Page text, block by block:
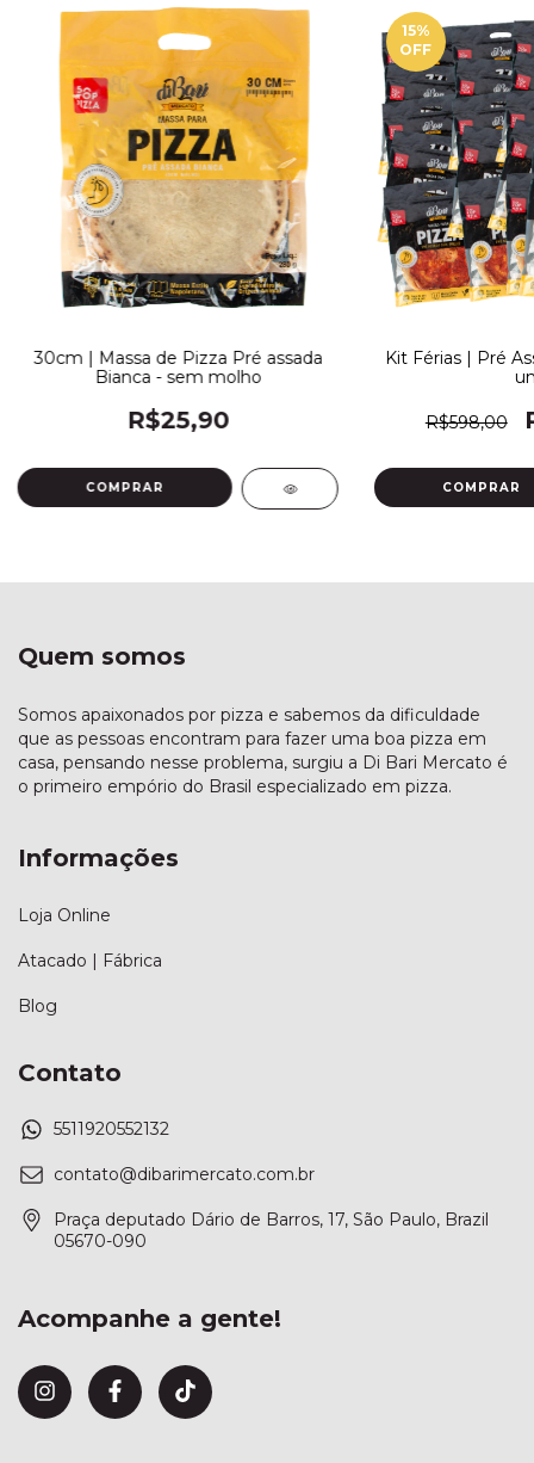
30cm | Massa de Pizza Pré assada
Bianca - sem molho
R$25,90
15%
OFF
Kit Férias | Pré
R$598,00
Quem somos
Somos apaixonados por pizza e sabemos da dificuldade
que as pessoas encontram para fazer uma boa pizza em
casa, pensando nesse problema, surgiu a Di Bari Mercato é
o primeiro empório do Brasil especializado em pizza.
Informações
Loja Online
Atacado | Fábrica
Blog
Contato
5511920552132
contato@dibarimercato.com.br
Praça deputado Dário de Barros, 17, São Paulo, Brazil
05670-090
Acompanhe a gente!